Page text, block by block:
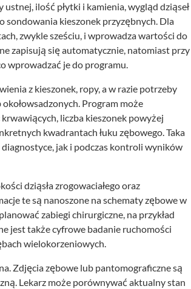
ilość płytki i kamienia, wygląd dziąseł
sondowania kieszonek przyzębnych. Dla
zwykle sześciu, i wprowadza wartości do
zapisują się automatycznie, natomiast przy
wprowadzać je do programu.
z kieszonek, ropy, a w razie potrzeby
Program może
liczba kieszonek powyżej
kwadrantach łuku zębowego. Taka
jak i podczas kontroli wyników
dziąsła zrogowaciałego oraz
te są nanoszone na schematy zębowe w
zabiegi chirurgiczne, na przykład
jest także cyfrowe badanie ruchomości
wielokorzeniowych.
Zdjęcia zębowe lub pantomograficzne są
Lekarz może porównywać aktualny stan